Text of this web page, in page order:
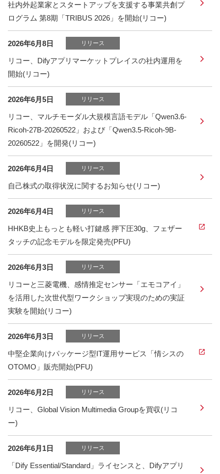
社内外起業家とスタートアップを支援する事業共創プ
ログラム 第8期「TRIBUS 2026」を開始(リコー)
2026年6月8日 リリース
リコー、Difyアプリマーケットプレイスの社内運用を
開始(リコー)
2026年6月5日 リリース
リコー、マルチモーダル大規模言語モデル「Qwen3.6-
Ricoh-27B-20260522」および「Qwen3.5-Ricoh-9B-
20260522」を開発(リコー)
2026年6月4日 リリース
自己株式の取得状況に関するお知らせ(リコー)
2026年6月4日 リリース
HHKB史上もっとも軽い打鍵感 押下圧30g、フェザー
タッチの記念モデルを限定発売(PFU)
2026年6月3日 リリース
リコーと三菱電機、感情推定センサー「エモコアイ」
を活用した次世代型ワークショップ実現のための実証
実験を開始(リコー)
2026年6月3日 リリース
中堅企業向けパッケージ型IT運用サービス「情シスの
OTOMO」販売開始(PFU)
2026年6月2日 リリース
リコー、Global Vision Multimedia Groupを買収(リコ
ー)
2026年6月1日 リリース
「Dify Essential/Standard」ライセンスと、Difyアプリ